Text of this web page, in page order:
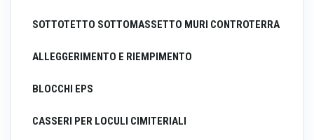
SOTTOTETTO SOTTOMASSETTO MURI CONTROTERRA
ALLEGGERIMENTO E RIEMPIMENTO
BLOCCHI EPS
CASSERI PER LOCULI CIMITERIALI